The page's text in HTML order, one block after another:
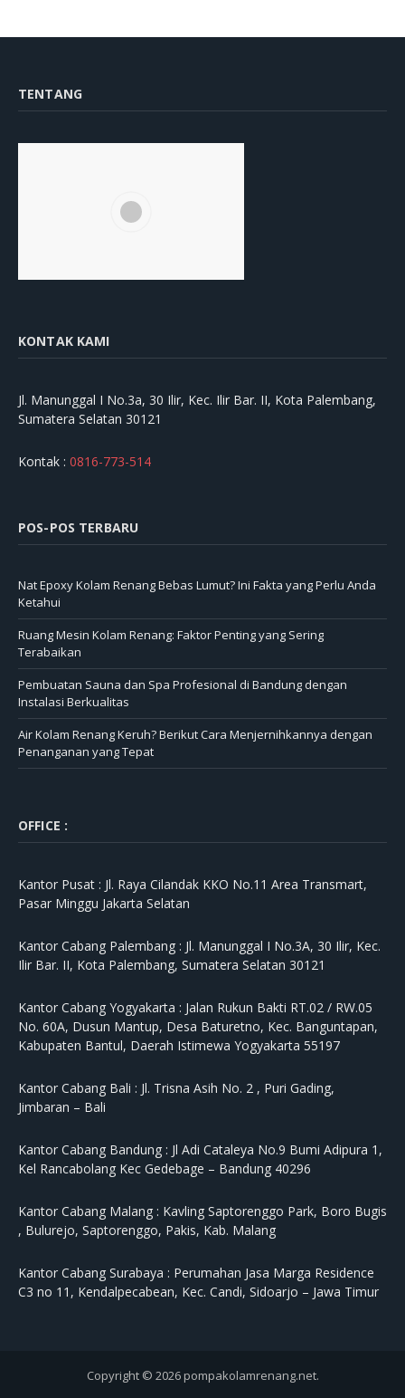
TENTANG
KONTAK KAMI
Jl. Manunggal I No.3a, 30 Ilir, Kec. Ilir Bar. II, Kota Palembang,
Sumatera Selatan 30121
Kontak : 0816-773-514
POS-POS TERBARU
Nat Epoxy Kolam Renang Bebas Lumut? Ini Fakta yang Perlu Anda
Ketahui
Ruang Mesin Kolam Renang: Faktor Penting yang Sering
Terabaikan
Pembuatan Sauna dan Spa Profesional di Bandung dengan
Instalasi Berkualitas
Air Kolam Renang Keruh? Berikut Cara Menjernihkannya dengan
Penanganan yang Tepat
OFFICE :
Kantor Pusat : Jl. Raya Cilandak KKO No.11 Area Transmart,
Pasar Minggu Jakarta Selatan
Kantor Cabang Palembang : Jl. Manunggal I No.3A, 30 Ilir, Kec.
Ilir Bar. II, Kota Palembang, Sumatera Selatan 30121
Kantor Cabang Yogyakarta : Jalan Rukun Bakti RT.02 / RW.05
No. 60A, Dusun Mantup, Desa Baturetno, Kec. Banguntapan,
Kabupaten Bantul, Daerah Istimewa Yogyakarta 55197
Kantor Cabang Bali : Jl. Trisna Asih No. 2 , Puri Gading,
Jimbaran – Bali
Kantor Cabang Bandung : Jl Adi Cataleya No.9 Bumi Adipura 1,
Kel Rancabolang Kec Gedebage – Bandung 40296
Kantor Cabang Malang : Kavling Saptorenggo Park, Boro Bugis
, Bulurejo, Saptorenggo, Pakis, Kab. Malang
Kantor Cabang Surabaya : Perumahan Jasa Marga Residence
C3 no 11, Kendalpecabean, Kec. Candi, Sidoarjo – Jawa Timur
Copyright © 2026 pompakolamrenang.net.